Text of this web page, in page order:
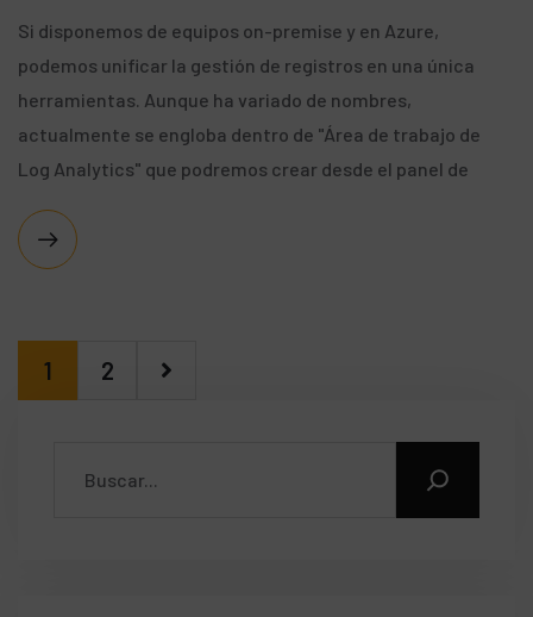
Si disponemos de equipos on-premise y en Azure,
podemos unificar la gestión de registros en una única
herramientas. Aunque ha variado de nombres,
actualmente se engloba dentro de "Área de trabajo de
Log Analytics" que podremos crear desde el panel de
1 2